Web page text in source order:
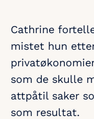
Cathrine
mistet hun
som de skulle
attpåtil saker
som resultat.